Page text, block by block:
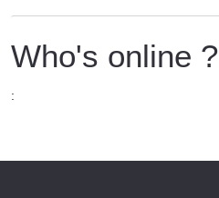
Who's online ?
: